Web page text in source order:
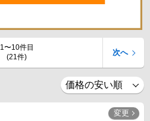
1〜10件目
(21件)
次へ
変更